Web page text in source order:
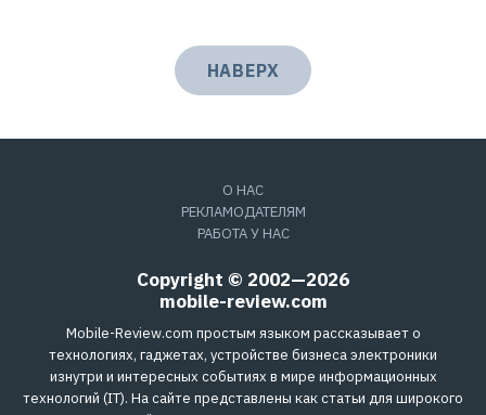
НАВЕРХ
О НАС
РЕКЛАМОДАТЕЛЯМ
РАБОТА У НАС
Copyright © 2002—2026
mobile-review.com
Mobile-Review.com простым языком рассказывает о
технологиях, гаджетах, устройстве бизнеса электроники
изнутри и интересных событиях в мире информационных
технологий (IT). На сайте представлены как статьи для широкого